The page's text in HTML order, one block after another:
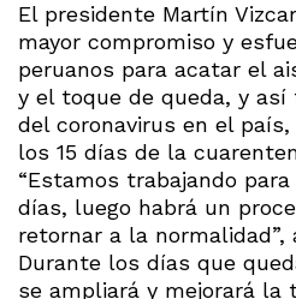
El presidente Martín
mayor compromiso y
peruanos para acatar el
y el toque de queda, y así
del coronavirus en el
los 15 días de la
“Estamos trabajando
días, luego habrá un
retornar a la normalidad”,
Durante los días que
se ampliará y mejorará la